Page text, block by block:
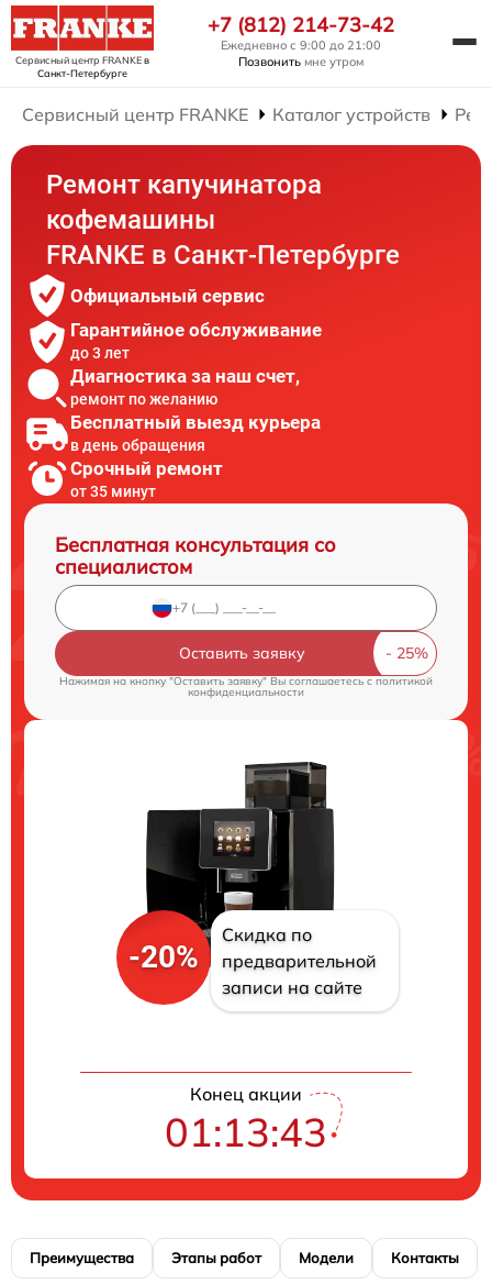
Сервисный центр FRANKEв
Санкт-Петербурге
+7 (812) 214-73-42
Ежедневно с 9:00 до 21:00
Позвонить мне утром
Сервисный центр FRANKE Каталог устройств
Ремонт капучинатора
кофемашины
FRANKE в Санкт-Петербурге
Официальный сервис
Гарантийное обслуживание
до 3 лет
Диагностика за наш счет,
ремонт по желанию
Бесплатный выезд курьера
в день обращения
Срочный ремонт
от 35 минут
Бесплатная консультация со
специалистом
Оставить заявку
Нажимая на кнопку "Оставить заявку" Вы соглашаетесь cполитикой
конфиденциальности
-20%
Скидка по
предварительной
записи на сайте
Конец акции
01:13:43
Преимущества Этапы работ Модели Контакты